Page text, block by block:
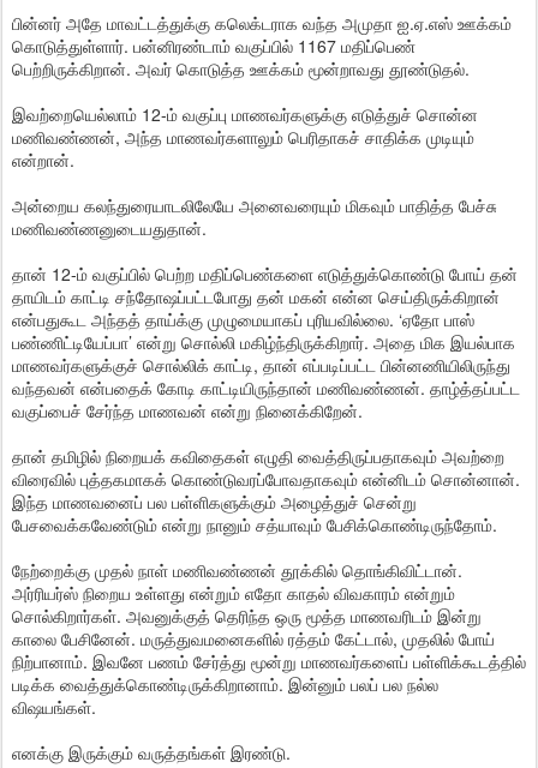
பின்னர் அதே மாவட்டத்துக்கு கலெக்டராக வந்த அமுதா ஐ.ஏ.எஸ் ஊக்கம்
கொடுத்துள்ளார். பன்னிரண்டாம் வகுப்பில் 1167 மதிப்பெண்
பெற்றிருக்கிறான். அவர் கொடுத்த ஊக்கம் மூன்றாவது தூண்டுதல்.
இவற்றையெல்லாம் 12-ம் வகுப்பு மாணவர்களுக்கு எடுத்துச் சொன்ன
மணிவண்ணன், அந்த மாணவர்களாலும் பெரிதாகச் சாதிக்க முடியும்
என்றான்.
அன்றைய கலந்துரையாடலிலேயே அனைவரையும் மிகவும் பாதித்த பேச்சு
மணிவண்ணனுடையதுதான்.
தான் 12-ம் வகுப்பில் பெற்ற மதிப்பெண்களை எடுத்துக்கொண்டு போய் தன்
தாயிடம் காட்டி சந்தோஷப்பட்டபோது தன் மகன் என்ன செய்திருக்கிறான்
என்பதுகூட அந்தத் தாய்க்கு முழுமையாகப் புரியவில்லை. ‘ஏதோ பாஸ்
பண்ணிட்டியேப்பா’ என்று சொல்லி மகிழ்ந்திருக்கிறார். அதை மிக இயல்பாக
மாணவர்களுக்குச் சொல்லிக் காட்டி, தான் எப்படிப்பட்ட பின்னணியிலிருந்து
வந்தவன் என்பதைக் கோடி காட்டியிருந்தான் மணிவண்ணன். தாழ்த்தப்பட்ட
வகுப்பைச் சேர்ந்த மாணவன் என்று நினைக்கிறேன்.
தான் தமிழில் நிறையக் கவிதைகள் எழுதி வைத்திருப்பதாகவும் அவற்றை
விரைவில் புத்தகமாகக் கொண்டுவரப்போவதாகவும் என்னிடம் சொன்னான்.
இந்த மாணவனைப் பல பள்ளிகளுக்கும் அழைத்துச் சென்று
பேசவைக்கவேண்டும் என்று நானும் சத்யாவும் பேசிக்கொண்டிருந்தோம்.
நேற்றைக்கு முதல் நாள் மணிவண்ணன் தூக்கில் தொங்கிவிட்டான்.
அர்ரியர்ஸ் நிறைய உள்ளது என்றும் எதோ காதல் விவகாரம் என்றும்
சொல்கிறார்கள். அவனுக்குத் தெரிந்த ஒரு மூத்த மாணவரிடம் இன்று
காலை பேசினேன். மருத்துவமனைகளில் ரத்தம் கேட்டால், முதலில் போய்
நிற்பானாம். இவனே பணம் சேர்த்து மூன்று மாணவர்களைப் பள்ளிக்கூடத்தில்
படிக்க வைத்துக்கொண்டிருக்கிறானாம். இன்னும் பலப் பல நல்ல
விஷயங்கள்.
எனக்கு இருக்கும் வருத்தங்கள் இரண்டு.